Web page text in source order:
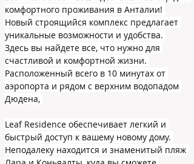
комфортного проживания в Анталии!
Новый строящийся комплекс предлагает
уникальные возможности и удобства.
Здесь вы найдете все, что нужно для
счастливой и комфортной жизни.
Расположенный всего в 10 минутах от
аэропорта и рядом с верхним водопадом
Дюдена,
Leaf Residence обеспечивает легкий и
быстрый доступ к вашему новому дому.
Неподалеку находится и знаменитый пляж